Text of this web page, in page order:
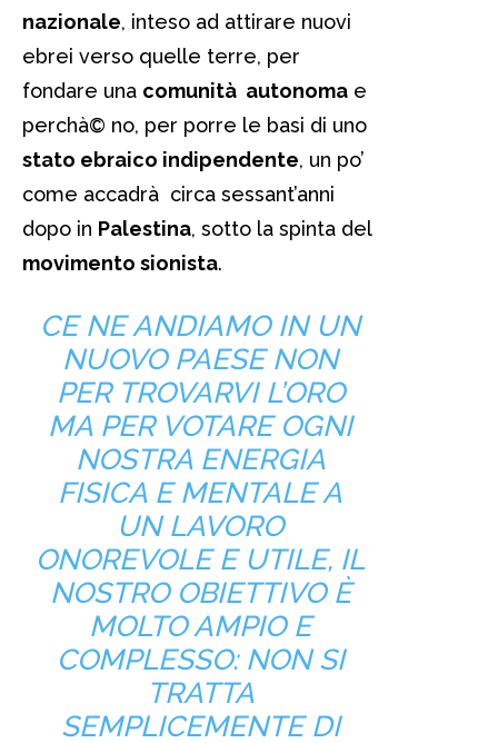
nazionale, inteso ad attirare nuovi
ebrei verso quelle terre, per
fondare una comunità autonoma e
perchà© no, per porre le basi di uno
stato ebraico indipendente, un po’
come accadrà circa sessant’anni
dopo in Palestina, sotto la spinta del
movimento sionista.
CE NE ANDIAMO IN UN
NUOVO PAESE NON
PER TROVARVI L’ORO
MA PER VOTARE OGNI
NOSTRA ENERGIA
FISICA E MENTALE A
UN LAVORO
ONOREVOLE E UTILE, IL
NOSTRO OBIETTIVO È
MOLTO AMPIO E
COMPLESSO: NON SI
TRATTA
SEMPLICEMENTE DI